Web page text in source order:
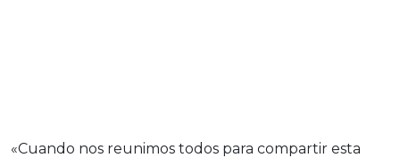
«Cuando nos reunimos todos para compartir esta